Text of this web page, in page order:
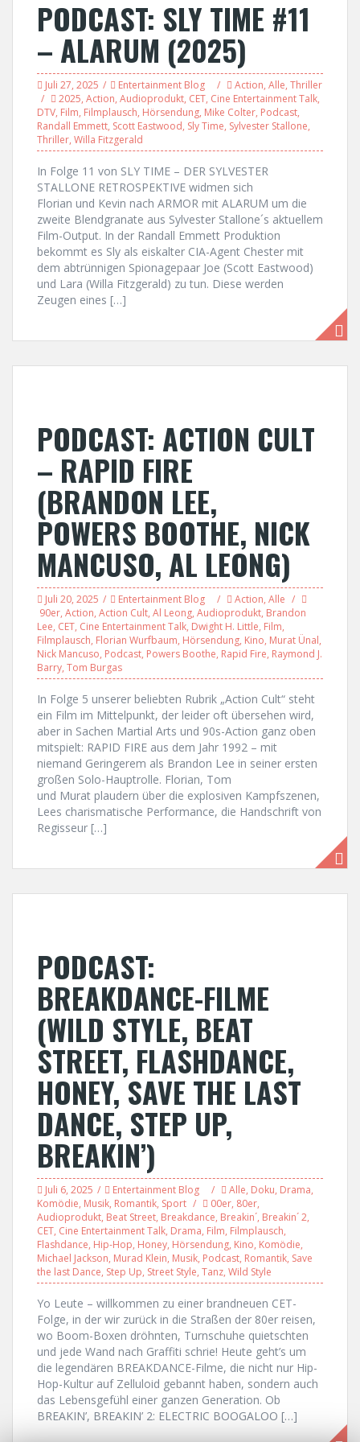
PODCAST: SLY TIME #11
– ALARUM (2025)
Juli 27, 2025 Entertainment Blog Action, Alle, Thriller
2025, Action, Audioprodukt, CET, Cine Entertainment Talk,
DTV, Film, Filmplausch, Hörsendung, Mike Colter, Podcast,
Randall Emmett, Scott Eastwood, Sly Time, Sylvester Stallone,
Thriller, Willa Fitzgerald
In Folge 11 von SLY TIME – DER SYLVESTER
STALLONE RETROSPEKTIVE widmen sich
Florian und Kevin nach ARMOR mit ALARUM um die
zweite Blendgranate aus Sylvester Stallone´s aktuellem
Film-Output. In der Randall Emmett Produktion
bekommt es Sly als eiskalter CIA-Agent Chester mit
dem abtrünnigen Spionagepaar Joe (Scott Eastwood)
und Lara (Willa Fitzgerald) zu tun. Diese werden
Zeugen eines […]
PODCAST: ACTION CULT
– RAPID FIRE
(BRANDON LEE,
POWERS BOOTHE, NICK
MANCUSO, AL LEONG)
Juli 20, 2025 Entertainment Blog Action, Alle
90er, Action, Action Cult, Al Leong, Audioprodukt, Brandon
Lee, CET, Cine Entertainment Talk, Dwight H. Little, Film,
Filmplausch, Florian Wurfbaum, Hörsendung, Kino, Murat Ünal,
Nick Mancuso, Podcast, Powers Boothe, Rapid Fire, Raymond J.
Barry, Tom Burgas
In Folge 5 unserer beliebten Rubrik „Action Cult“ steht
ein Film im Mittelpunkt, der leider oft übersehen wird,
aber in Sachen Martial Arts und 90s-Action ganz oben
mitspielt: RAPID FIRE aus dem Jahr 1992 – mit
niemand Geringerem als Brandon Lee in seiner ersten
großen Solo-Hauptrolle. Florian, Tom
und Murat plaudern über die explosiven Kampfszenen,
Lees charismatische Performance, die Handschrift von
Regisseur […]
PODCAST:
BREAKDANCE-FILME
(WILD STYLE, BEAT
STREET, FLASHDANCE,
HONEY, SAVE THE LAST
DANCE, STEP UP,
BREAKIN’)
Juli 6, 2025 Entertainment Blog Alle, Doku, Drama,
Komödie, Musik, Romantik, Sport 00er, 80er,
Audioprodukt, Beat Street, Breakdance, Breakin´, Breakin´ 2,
CET, Cine Entertainment Talk, Drama, Film, Filmplausch,
Flashdance, Hip-Hop, Honey, Hörsendung, Kino, Komödie,
Michael Jackson, Murad Klein, Musik, Podcast, Romantik, Save
the last Dance, Step Up, Street Style, Tanz, Wild Style
Yo Leute – willkommen zu einer brandneuen CET-
Folge, in der wir zurück in die Straßen der 80er reisen,
wo Boom-Boxen dröhnten, Turnschuhe quietschten
und jede Wand nach Graffiti schrie! Heute geht’s um
die legendären BREAKDANCE-Filme, die nicht nur Hip-
Hop-Kultur auf Zelluloid gebannt haben, sondern auch
das Lebensgefühl einer ganzen Generation. Ob
BREAKIN’, BREAKIN’ 2: ELECTRIC BOOGALOO […]